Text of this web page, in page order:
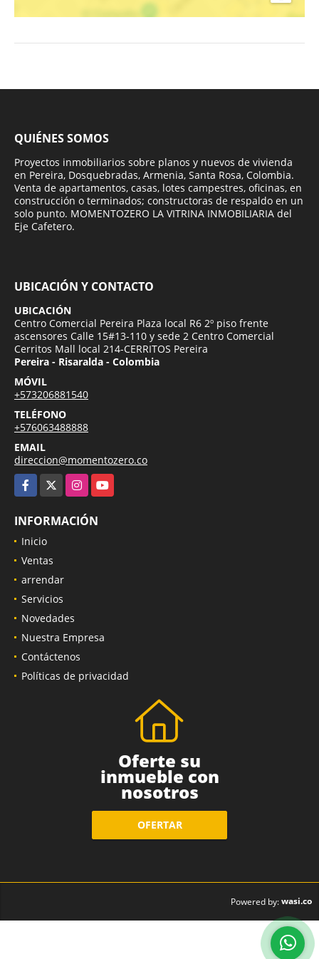
QUIÉNES SOMOS
Proyectos inmobiliarios sobre planos y nuevos de vivienda
en Pereira, Dosquebradas, Armenia, Santa Rosa, Colombia.
Venta de apartamentos, casas, lotes campestres, oficinas, en
construcción o terminados; constructoras de respaldo en un
solo punto. MOMENTOZERO LA VITRINA INMOBILIARIA del
Eje Cafetero.
UBICACIÓN Y CONTACTO
UBICACIÓN
Centro Comercial Pereira Plaza local R6 2º piso frente
ascensores Calle 15#13-110 y sede 2 Centro Comercial
Cerritos Mall local 214-CERRITOS Pereira
Pereira - Risaralda - Colombia
MÓVIL
+573206881540
TELÉFONO
+576063488888
EMAIL
direccion@momentozero.co
Facebook
InstagramYouTube
INFORMACIÓN
Inicio
Ventas
arrendar
Servicios
Novedades
Nuestra Empresa
Contáctenos
Políticas de privacidad
Oferte su
inmueble con
nosotros
OFERTAR
Powered by:wasi.co